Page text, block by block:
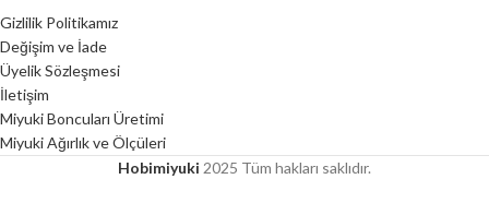
Gizlilik Politikamız
Değişim ve İade
Üyelik Sözleşmesi
İletişim
Miyuki Boncuları Üretimi
Miyuki Ağırlık ve Ölçüleri
Hobimiyuki 2025 Tüm hakları saklıdır.